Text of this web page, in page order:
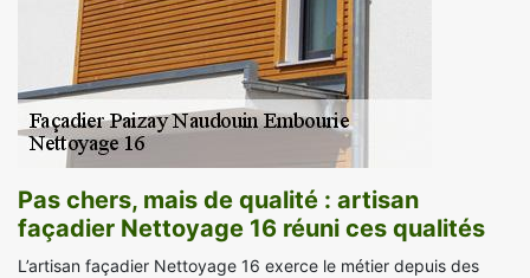
Pas chers, mais de qualité : artisan
façadier Nettoyage 16 réuni ces qualités
L’artisan façadier Nettoyage 16 exerce le métier depuis des